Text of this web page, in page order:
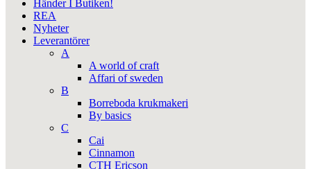
Händer I Butiken!
REA
Nyheter
Leverantörer
A
A world of craft
Affari of sweden
B
Borreboda krukmakeri
By basics
C
Cai
Cinnamon
CTH Ericson